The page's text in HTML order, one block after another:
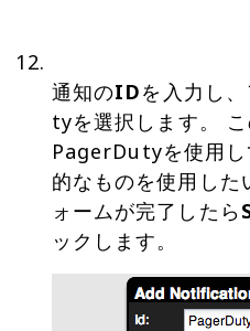
通知のIDを入力し
tyを選択します。
PagerDutyを使用し
的なものを使用した
ォームが完了したら